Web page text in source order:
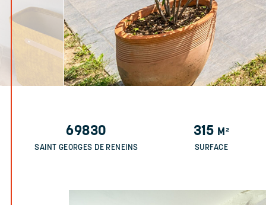
69830
SAINT GEORGES DE RENEINS
315 M²
SURFACE